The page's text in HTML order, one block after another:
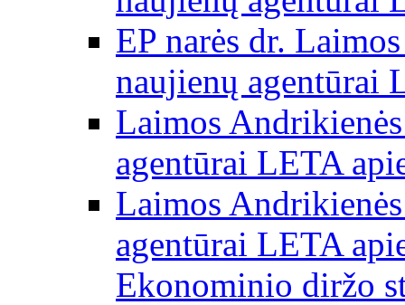
EP narės dr.
naujienų agentūrai
Laimos
agentūrai LETA
Laimos
agentūrai LETA
Ekonominio diržo